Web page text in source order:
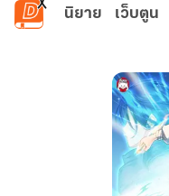
ข้ามไปยังเนื้อหาหลัก
นิยาย เว็บตูน